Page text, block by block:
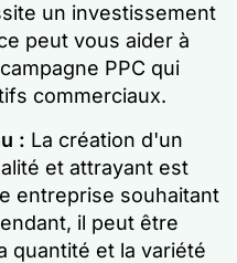
un investissement
peut vous aider à
PPC qui
commerciaux.
: La création d'un
et attrayant est
entreprise souhaitant
il peut être
quantité et la variété